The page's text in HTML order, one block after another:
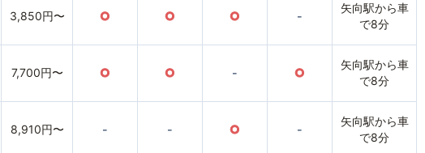
3,850円〜 ○ ○ ○ -
矢向駅から車
で8分
7,700円〜 ○ ○ - ○
矢向駅から車
で8分
8,910円〜 - - ○ -
矢向駅から車
で8分